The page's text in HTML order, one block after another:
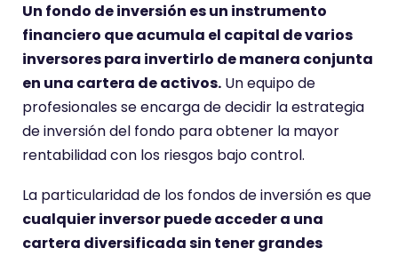
Un fondo de inversión es un instrumento
financiero que acumula el capital de varios
inversores para invertirlo de manera conjunta
en una cartera de activos. Un equipo de
profesionales se encarga de decidir la estrategia
de inversión del fondo para obtener la mayor
rentabilidad con los riesgos bajo control.
La particularidad de los fondos de inversión es que
cualquier inversor puede acceder a una
cartera diversificada sin tener grandes